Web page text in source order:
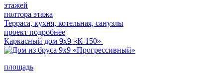
этажей
полтора этажа
Терраса, кухня, котельная, санузлы
проект подробнее
Каркасный дом 9х9 «К-150»
площадь